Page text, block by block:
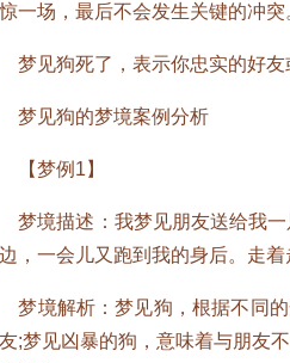
一场，最后不会发生关键的冲突
见狗死了，表示你忠实的好友
见狗的梦境案例分析
梦例1】
境描述：我梦见朋友送给我一
，一会儿又跑到我的身后。走
境解析：梦见狗，根据不同的
;梦见凶暴的狗，意味着与朋友